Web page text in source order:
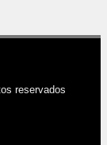
reservados